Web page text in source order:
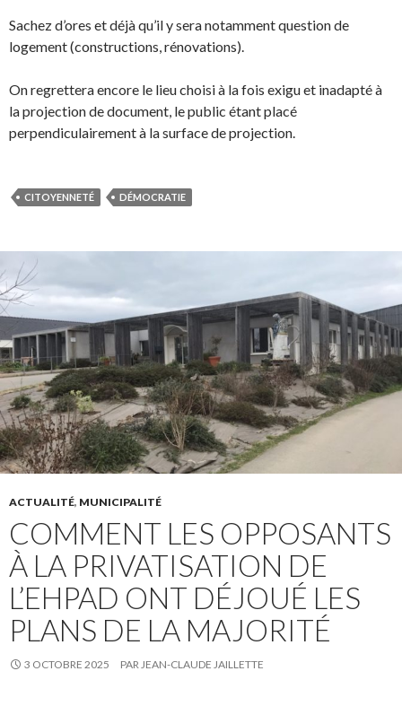
Sachez d’ores et déjà qu’il y sera notamment question de
logement (constructions, rénovations).
On regrettera encore le lieu choisi à la fois exigu et inadapté à
la projection de document, le public étant placé
perpendiculairement à la surface de projection.
CITOYENNETÉ DÉMOCRATIE
ACTUALITÉ, MUNICIPALITÉ
COMMENT LES OPPOSANTS
À LA PRIVATISATION DE
L’EHPAD ONT DÉJOUÉ LES
PLANS DE LA MAJORITÉ
3 OCTOBRE 2025 PAR JEAN-CLAUDE JAILLETTE